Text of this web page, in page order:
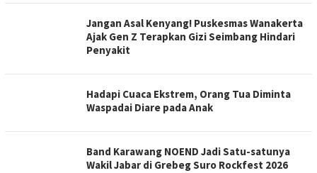
Jangan Asal Kenyang! Puskesmas Wanakerta
Ajak Gen Z Terapkan Gizi Seimbang Hindari
Penyakit
Hadapi Cuaca Ekstrem, Orang Tua Diminta
Waspadai Diare pada Anak
Band Karawang NOEND Jadi Satu-satunya
Wakil Jabar di Grebeg Suro Rockfest 2026